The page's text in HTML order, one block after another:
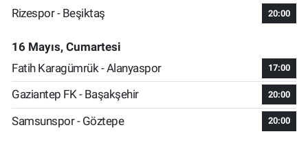
Rizespor - Beşiktaş
20:00
16 Mayıs, Cumartesi
Fatih Karagümrük - Alanyaspor
17:00
Gaziantep FK - Başakşehir 20:00
Samsunspor - Göztepe 20:00